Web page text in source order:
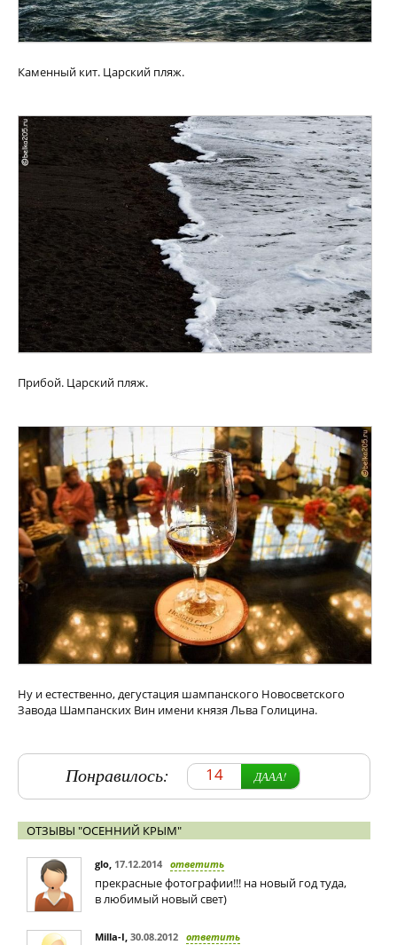
Каменный кит. Царский пляж.
Прибой. Царский пляж.
Ну и естественно, дегустация шампанского Новосветского
Завода Шампанских Вин имени князя Льва Голицина.
Понравилось: 14 ДААА!
ОТЗЫВЫ "ОСЕННИЙ КРЫМ"
glo, 17.12.2014 ответить
прекрасные фотографии!!! на новый год туда,
в любимый новый свет)
Milla-I, 30.08.2012 ответить